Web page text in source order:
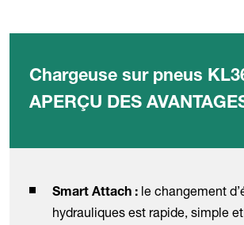
Chargeuse sur pneus
APERÇU DES
Smart Attach : le changement
hydrauliques est rapide, simple